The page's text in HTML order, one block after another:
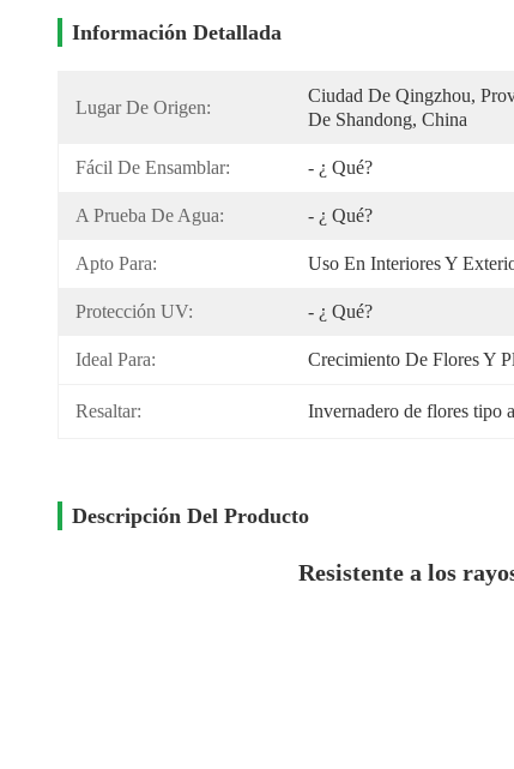
Información Detallada
Lugar De Origen:
Ciudad De Qingzhou,
De Shandong, China
Fácil De Ensamblar: - ¿ Qué?
A Prueba De Agua: - ¿ Qué?
Apto Para: Uso En Interiores Y
Protección UV: - ¿ Qué?
Ideal Para: Crecimiento De Flores Y
Resaltar: Invernadero de flores tipo
Descripción Del Producto
Resistente a los